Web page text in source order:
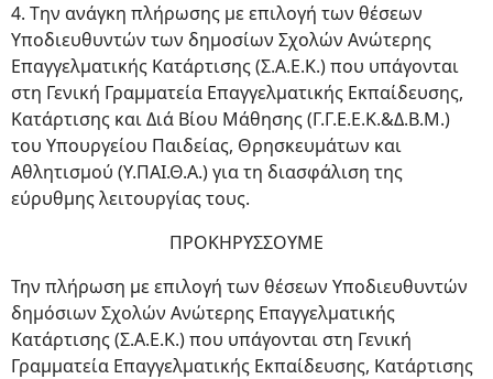
4. Tην ανάγκη πλήρωσης με επιλογή των θέσεων
Υποδιευθυντών των δημοσίων Σχολών Ανώτερης
Επαγγελματικής Κατάρτισης (Σ.Α.Ε.Κ.) που υπάγονται
στη Γενική Γραμματεία Επαγγελματικής Εκπαίδευσης,
Κατάρτισης και Διά Βίου Μάθησης (Γ.Γ.Ε.Ε.Κ.&Δ.Β.Μ.)
του Υπουργείου Παιδείας, Θρησκευμάτων και
Αθλητισμού (Υ.ΠΑΙ.Θ.Α.) για τη διασφάλιση της
εύρυθμης λειτουργίας τους.
ΠΡΟΚΗΡΥΣΣΟΥΜΕ
Την πλήρωση με επιλογή των θέσεων Υποδιευθυντών
δημόσιων Σχολών Ανώτερης Επαγγελματικής
Κατάρτισης (Σ.Α.Ε.Κ.) που υπάγονται στη Γενική
Γραμματεία Επαγγελματικής Εκπαίδευσης, Κατάρτισης